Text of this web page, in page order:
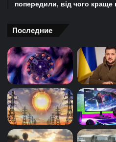
попередили, від чого краще
Последние